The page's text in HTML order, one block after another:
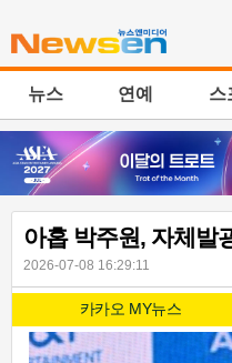
뉴스 연예 스
아홉 박주원, 자체발
2026-07-08 16:29:11
카카오 MY뉴스